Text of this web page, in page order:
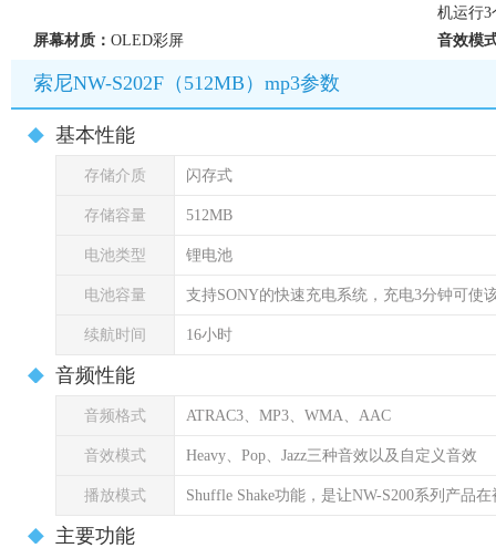
机运行3
屏幕材质： OLED彩屏 音效模
索尼NW-S202F（512MB）mp3参数
基本性能
存储介质 闪存式
存储容量 512MB
电池类型 锂电池
电池容量 支持SONY的快速充电系统，充电3分钟可使
续航时间 16小时
音频性能
音频格式 ATRAC3、MP3、WMA、AAC
音效模式 Heavy、Pop、Jazz三种音效以及自定义音效
播放模式 Shuffle Shake功能，是让NW-S200系列产品
主要功能